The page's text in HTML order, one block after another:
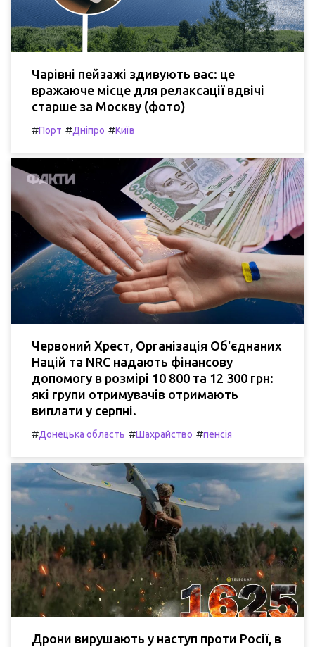
Чарівні пейзажі здивують вас: це
вражаюче місце для релаксації вдвічі
старше за Москву (фото)
#Порт #Дніпро #Київ
Червоний Хрест, Організація Об'єднаних
Націй та NRC надають фінансову
допомогу в розмірі 10 800 та 12 300 грн:
які групи отримувачів отримають
виплати у серпні.
#Донецька область #Шахрайство #пенсія
Дрони вирушають у наступ проти Росії, в